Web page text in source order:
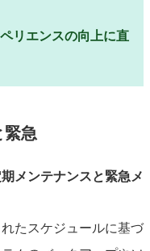
リエンスの向上に直
緊急
メンテナンスと緊急メ
たスケジュールに基づ